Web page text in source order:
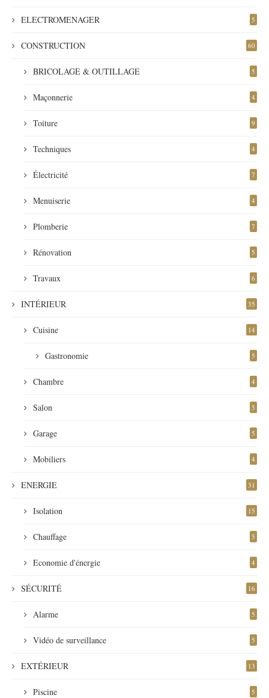
ELECTROMENAGER 5
CONSTRUCTION 60
BRICOLAGE & OUTILLAGE 5
Maçonnerie 4
Toiture 9
Techniques 4
Électricité 7
Menuiserie 4
Plomberie 7
Rénovation 5
Travaux 6
INTÉRIEUR 35
Cuisine 14
Gastronomie 5
Chambre 4
Salon 5
Garage 5
Mobiliers 4
ENERGIE 31
Isolation 15
Chauffage 5
Economie d'énergie 4
SÉCURITÉ 16
Alarme 5
Vidéo de surveillance 5
EXTÉRIEUR 13
Piscine 5